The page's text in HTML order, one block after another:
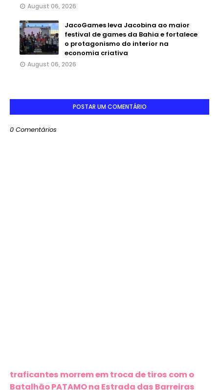
August 06, 2026
JacoGames leva Jacobina ao maior
festival de games da Bahia e fortalece
o protagonismo do interior na
economia criativa
August 06, 2026
POSTAR UM COMENTÁRIO
0 Comentários
traficantes morrem em troca de tiros com o
Batalhão PATAMO na Estrada das Barreiras